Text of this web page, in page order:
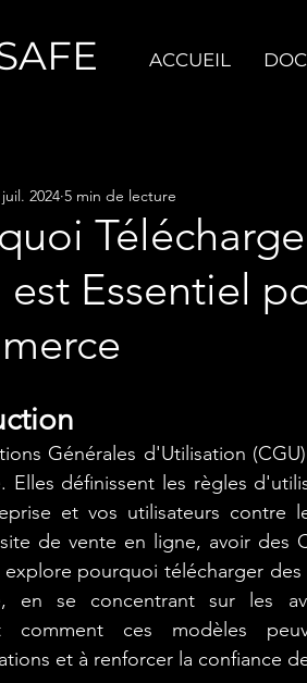
ACCUEIL
est Essentiel
2024 5 min de lecture
Générales d'Utilisation
Elles définissent les règles
et vos utilisateurs contre
de vente en ligne, avoir des
pourquoi télécharger
en se concentrant sur les
comment ces modèles
et à renforcer la confiance